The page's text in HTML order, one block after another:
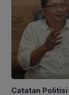
Catatan Politisi